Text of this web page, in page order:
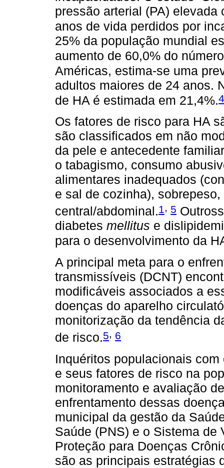
pressão arterial (PA)
anos de vida perdidos por
25% da população mundial
aumento de 60,0% do
Américas, estima-se uma
adultos maiores de 24 anos.
de HA é estimada em 21,4%.4
Os fatores de risco para HA
são classificados em não
da pele e antecedente
o tabagismo, consumo
alimentares inadequados
e sal de cozinha),
central/abdominal.1, 5
diabetes mellitus e
para o desenvolvimento da
A principal meta para o
transmissíveis (DCNT)
modificáveis associados a
doenças do aparelho
monitorização da tendência
de risco.5, 6
Inquéritos populacionais
e seus fatores de risco na
monitoramento e avaliação
enfrentamento dessas
municipal da gestão da
Saúde (PNS) e o Sistema
Proteção para Doenças
são as principais estratégias